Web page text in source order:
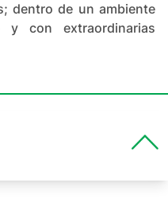
dentro de un ambiente
y con extraordinarias